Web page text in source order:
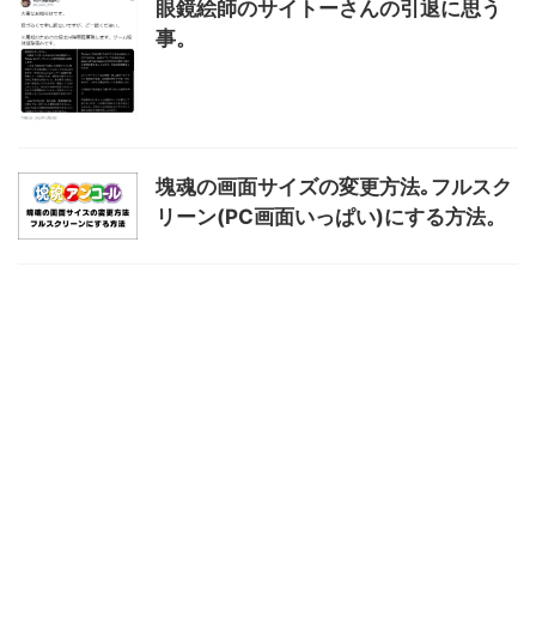
眼鏡絵師のサイトーさんの引退に思う
事。
塊魂の画面サイズの変更方法｡フルスク
リーン(PC画面いっぱい)にする方法。